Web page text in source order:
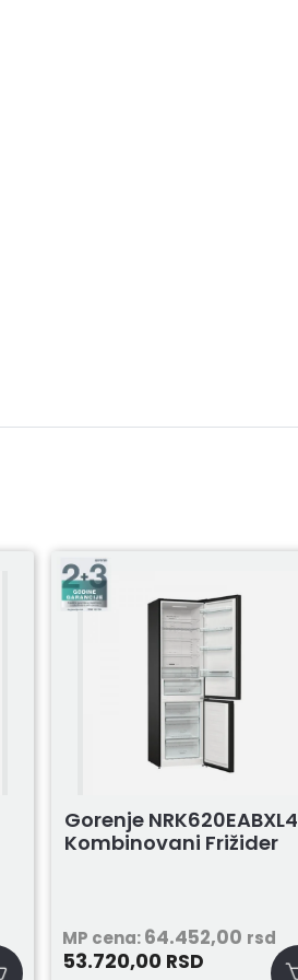
Gorenje NRK620EABXL4
Kombinovani Frižider
MP cena:64.452,00 rsd
53.720,00 RSD